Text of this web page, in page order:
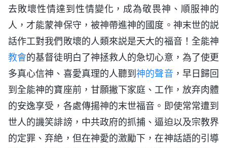
去敗壞性情達到性情變化，成為敬畏神、順服神的
人，才能蒙神保守，被神帶進神的國度。神末世的説
話作工對我們敗壞的人類來説是天大的福音！全能神
教會的基督徒明白了神拯救人的急切心意，為了使更
多真心信神、喜愛真理的人聽到神的聲音 ，早日歸回
到全能神的寶座前，甘願撇下家庭、工作，放弃肉體
的安逸享受，各處傳揚神的末世福音。即使常常遭到
世人的譏笑誹謗，中共政府的抓捕、逼迫以及宗教界
的定罪、弃絶，但在神愛的激勵下，在神話語的引導